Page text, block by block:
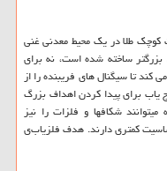
کوچک طلا در یک محیط معدنی غنی
ساخته شده است، نه برای
تا سیگنال های فریبنده را از
یاب برای پیدا کردن اهداف بزرگ
شکافها و فلزات را نیز
کمتری دارند. هدف فلزیاب‌ی